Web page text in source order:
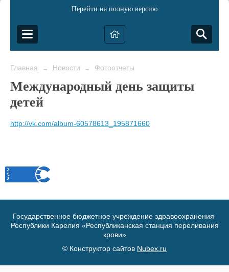
Перейти на полную версию
Главная → Новости → Фотоотчеты
Международный день защиты
детей
http://vk.com/album-60578613_195871660
Государственное бюджетное учреждение здравоохранения
Республики Карелия «Республиканская станция переливания
крови»
© Конструктор сайтов Nubex.ru